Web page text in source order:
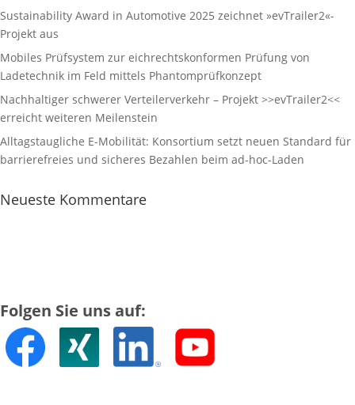
Sustainability Award in Automotive 2025 zeichnet »evTrailer2«-
Projekt aus
Mobiles Prüfsystem zur eichrechtskonformen Prüfung von
Ladetechnik im Feld mittels Phantomprüfkonzept
Nachhaltiger schwerer Verteilerverkehr – Projekt >>evTrailer2<<
erreicht weiteren Meilenstein
Alltagstaugliche E-Mobilität: Konsortium setzt neuen Standard für
barrierefreies und sicheres Bezahlen beim ad-hoc-Laden
Neueste Kommentare
Folgen Sie uns auf: